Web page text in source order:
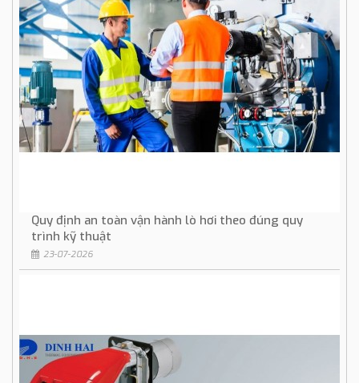
Quy định an toàn vận hành lò hơi theo đúng quy
trình kỹ thuật
23-07-2026